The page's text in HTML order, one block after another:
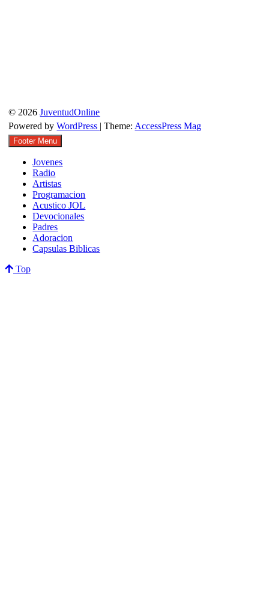
© 2026 JuventudOnline
Powered byWordPress | Theme: AccessPress Mag
Footer Menu
Jovenes
Radio
Artistas
Programacion
Acustico JOL
Devocionales
Padres
Adoracion
Capsulas Biblicas
Top